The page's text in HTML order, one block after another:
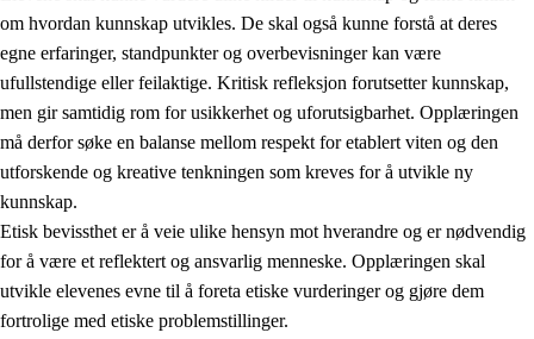
1.4 Skaperglede, engasjement og utforskertrang
1.5 Respekt for naturen og miljøbevissthet
1.6 Demokrati og medvirkning
om hvordan kunnskap utvikles. De skal også kunne forstå at deres
egne erfaringer, standpunkter og overbevisninger kan være
ufullstendige eller feilaktige. Kritisk refleksjon forutsetter kunnskap,
men gir samtidig rom for usikkerhet og uforutsigbarhet. Opplæringen
må derfor søke en balanse mellom respekt for etablert viten og den
utforskende og kreative tenkningen som kreves for å utvikle ny
kunnskap.
Etisk bevissthet er å veie ulike hensyn mot hverandre og er nødvendig
for å være et reflektert og ansvarlig menneske. Opplæringen skal
utvikle elevenes evne til å foreta etiske vurderinger og gjøre dem
fortrolige med etiske problemstillinger.